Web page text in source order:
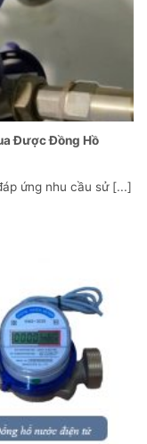
Được Đồng Hồ
ứng nhu cầu sử [...]